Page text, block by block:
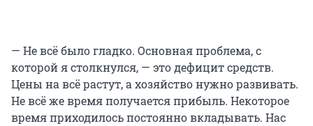
— Не всё было гладко. Основная проблема, с
которой я столкнулся, — это дефицит средств.
Цены на всё растут, а хозяйство нужно развивать.
Не всё же время получается прибыль. Некоторое
время приходилось постоянно вкладывать. Нас